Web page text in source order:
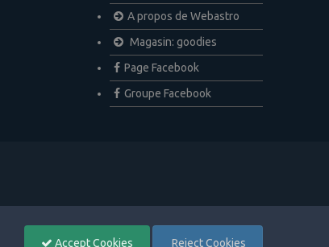
A propos de Webastro
Magasin: goodies
Page Facebook
Groupe Facebook
Accept Cookies Reject Cookies